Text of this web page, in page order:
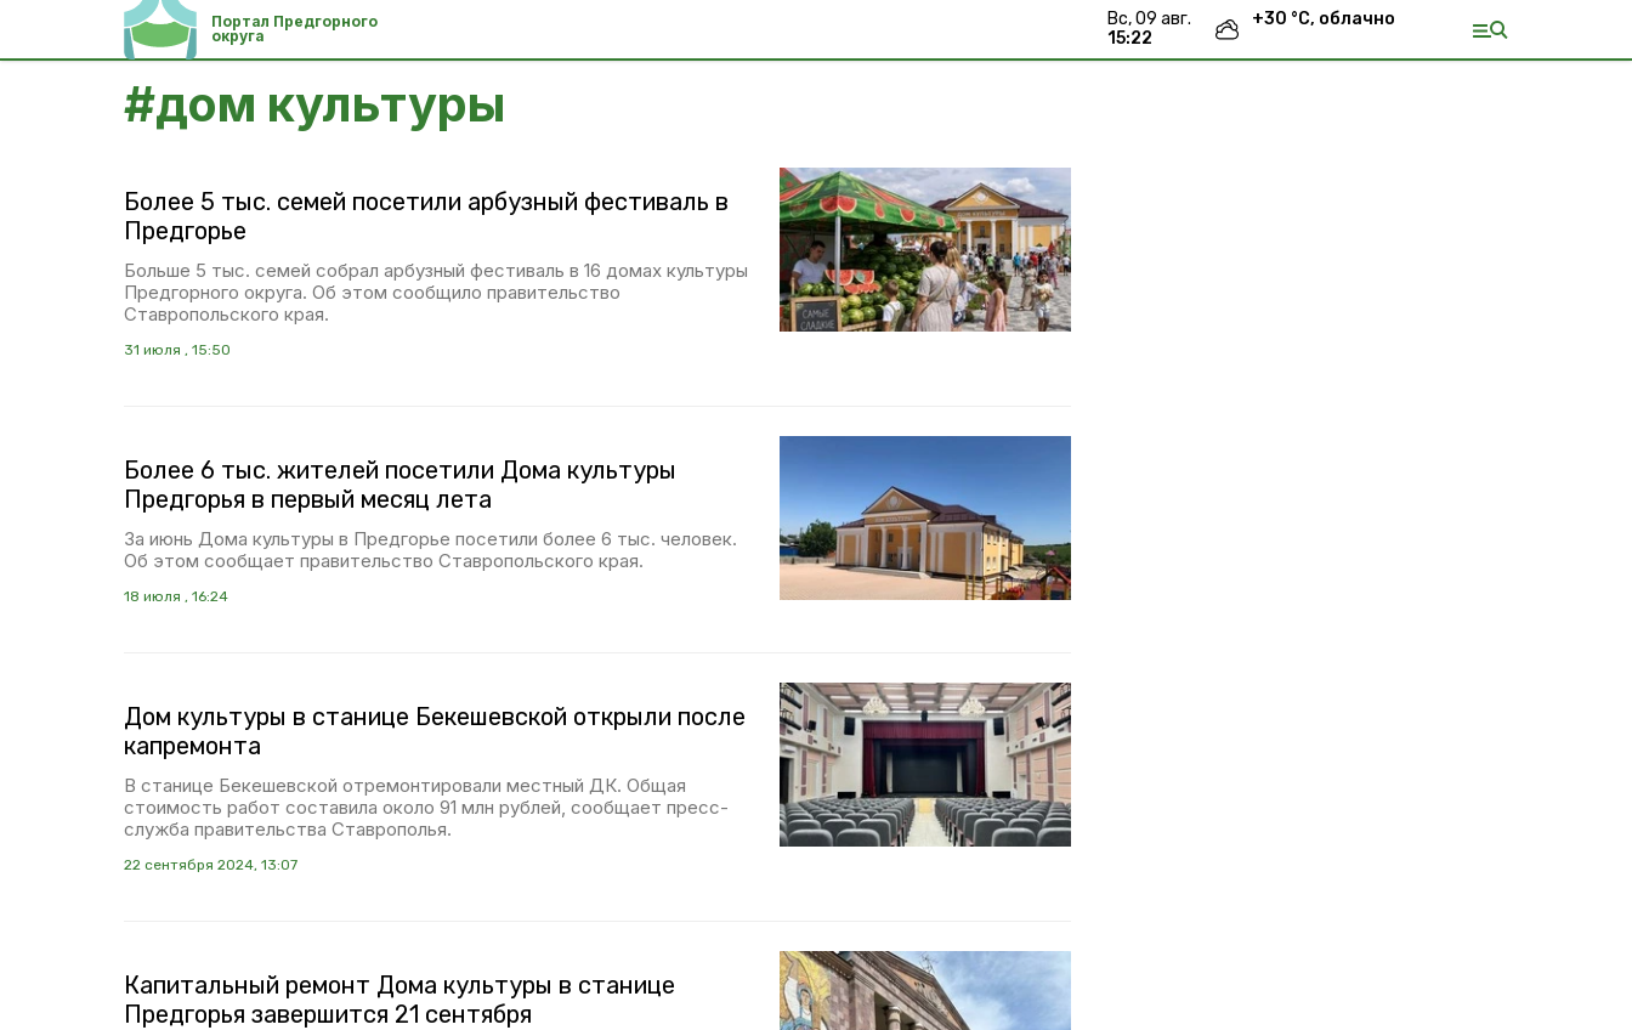
Портал Предгорного
округа
вс, 09 авг.
15:22
+30 °С, облачно
#дом культуры
Более 5 тыс. семей посетили арбузный фестиваль в
Предгорье
Больше 5 тыс. семей собрал арбузный фестиваль в 16 домах культуры
Предгорного округа. Об этом сообщило правительство
Ставропольского края.
31 июля , 15:50
Более 6 тыс. жителей посетили Дома культуры
Предгорья в первый месяц лета
За июнь Дома культуры в Предгорье посетили более 6 тыс. человек.
Об этом сообщает правительство Ставропольского края.
18 июля , 16:24
Дом культуры в станице Бекешевской открыли после
капремонта
В станице Бекешевской отремонтировали местный ДК. Общая
стоимость работ составила около 91 млн рублей, сообщает пресс-
служба правительства Ставрополья.
22 сентября 2024, 13:07
Капитальный ремонт Дома культуры в станице
Предгорья завершится 21 сентября